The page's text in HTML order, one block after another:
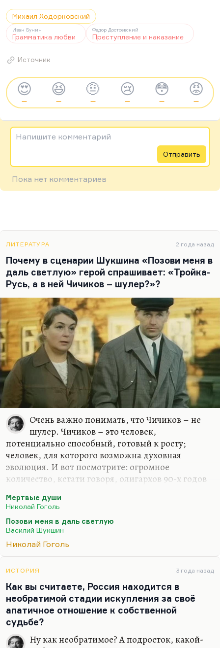
Михаил Ходорковский
Иван Бунин
Грамматика любви
Федор Достоевский
Преступление и наказание
Источник
😍
—
😆
—
🤨
—
😢
—
😳
—
😡
—
Напишите комментарий
Отправить
Пока нет комментариев
ЛИТЕРАТУРА 2 года назад
Почему в сценарии Шукшина «Позови меня в
даль светлую» герой спрашивает: «Тройка-
Русь, а в ней Чичиков – шулер?»?
Очень важно понимать, что Чичиков – не
шулер. Чичиков – это человек,
потенциально способный, готовый к росту;
человек, для которого возможна духовная
эволюция. И вот посмотрите: огромное
количество, кстати говоря, олигархов 90-х годов
всегда были жулики, это были люди, которые с
духовными запросами.
Ходорковский стал воспитывать «Открытую
углубился в религиозные учения, Березовский
пытался математизировать, формализировать
новую нравственность. Когда у человека
появляется достаточно денег, он начинает, как
Илон Маск (иногда –…
Мертвые души
Николай Гоголь
Позови меня в даль светлую
Василий Шукшин
Николай Гоголь
ИСТОРИЯ 3 года назад
Как вы считаете, Россия находится в
необратимой стадии искупления за своё
апатичное отношение к собственной
судьбе?
Ну как необратимое? А подросток, какой-